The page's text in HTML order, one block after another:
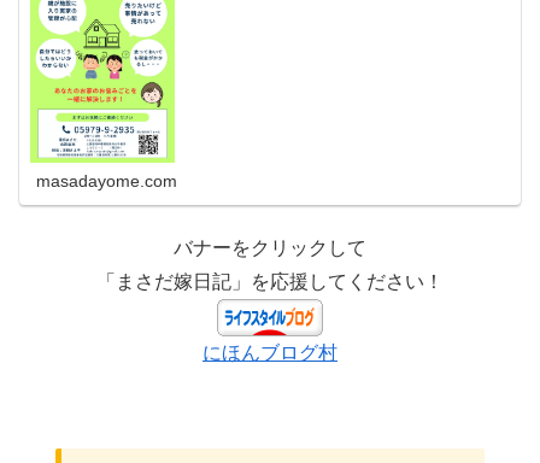
masadayome.com
バナーをクリックして
「まさだ嫁日記」を応援してください！
にほんブログ村